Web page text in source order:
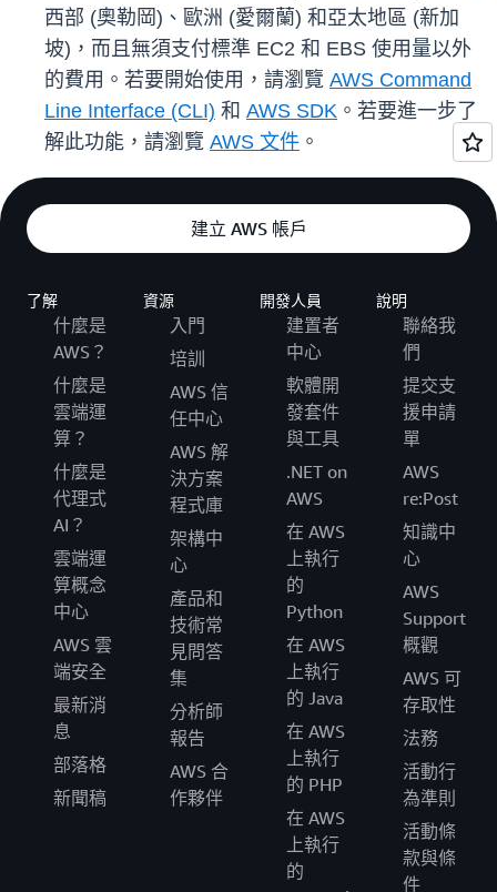
西部 (奧勒岡)、歐洲 (愛爾蘭) 和亞太地區 (新加
坡)，而且無須支付標準 EC2 和 EBS 使用量以外
的費用。若要開始使用，請瀏覽 AWS Command
Line Interface (CLI) 和 AWS SDK 。若要進一步了
解此功能，請瀏覽 AWS 文件 。
建立 AWS 帳戶
了解
什麼是
AWS？
什麼是
雲端運
算？
什麼是
代理式
AI？
雲端運
算概念
中心
AWS 雲
端安全
最新消
息
部落格
新聞稿
資源
入門
培訓
AWS 信
任中心
AWS 解
決方案
程式庫
架構中
心
產品和
技術常
見問答
集
分析師
報告
AWS 合
作夥伴
開發人員
建置者
中心
軟體開
發套件
與工具
.NET on
AWS
在 AWS
上執行
的
Python
在 AWS
上執行
的 Java
在 AWS
上執行
的 PHP
在 AWS
上執行
的
說明
聯絡我
們
提交支
援申請
單
AWS
re:Post
知識中
心
AWS
Support
概觀
AWS 可
存取性
法務
活動行
為準則
活動條
款與條
件